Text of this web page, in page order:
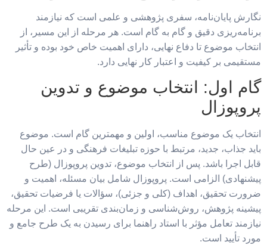
نگارش پایان‌نامه، سفری پژوهشی و علمی است که نیازمند
برنامه‌ریزی دقیق و گام به گام است. هر مرحله از این مسیر، از
انتخاب موضوع تا دفاع نهایی، دارای اهمیت خاص خود بوده و تأثیر
مستقیمی بر کیفیت و اعتبار کار نهایی دارد.
گام اول: انتخاب موضوع و تدوین
پروپوزال
انتخاب یک موضوع مناسب، اولین و مهمترین گام است. موضوع
باید جذاب، جدید، مرتبط با حوزه تبلیغات فرهنگی و در عین حال
قابل اجرا باشد. پس از انتخاب موضوع، تدوین پروپوزال (طرح
پیشنهادی) الزامی است. پروپوزال شامل بیان مسئله، اهمیت و
ضرورت تحقیق، اهداف (کلی و جزئی)، سؤالات یا فرضیات تحقیق،
پیشینه پژوهش، روش‌شناسی و زمان‌بندی تقریبی است. این مرحله
نیازمند تعامل مؤثر با استاد راهنما برای رسیدن به یک طرح جامع و
مورد تأیید است.